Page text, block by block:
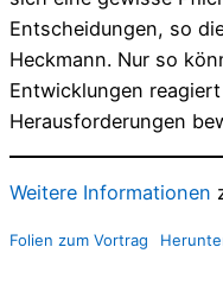
Entscheidungen, so
Heckmann. Nur so
Entwicklungen
Herausforderungen
Weitere Informationen
Folien zum Vortrag